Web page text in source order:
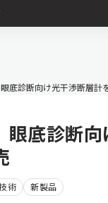
底診断向け光干渉断層計
眼底診断
術 新製品